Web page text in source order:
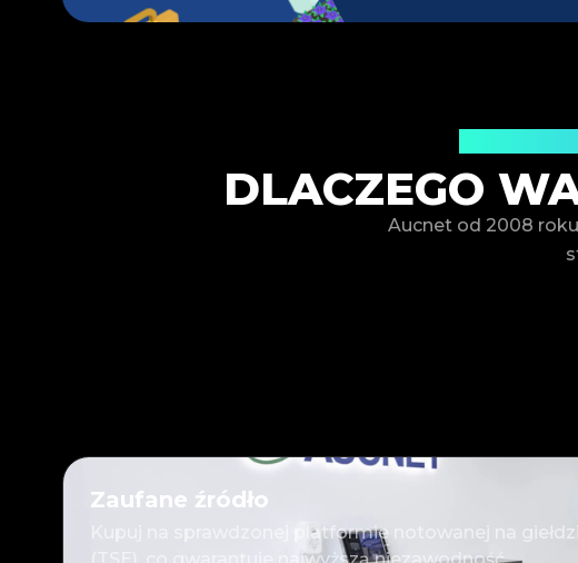
DLACZEGO
Aucnet od 2008
Zaufane źródło
Kupuj na sprawdzonej platformie notowanej na